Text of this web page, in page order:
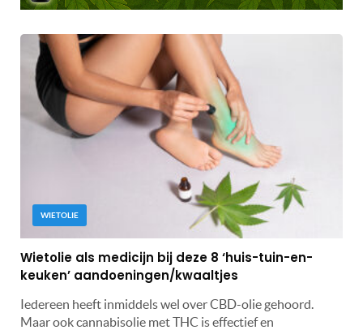
WIETOLIE
Wietolie als medicijn bij deze 8 ‘huis-tuin-en-
keuken’ aandoeningen/kwaaltjes
Iedereen heeft inmiddels wel over CBD-olie gehoord.
Maar ook cannabisolie met THC is effectief en